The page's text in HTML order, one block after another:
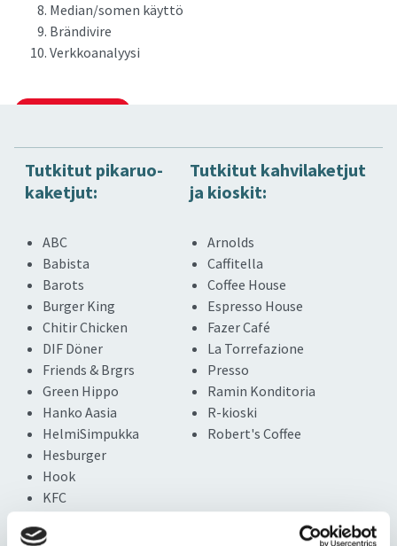
Median/somen käyttö
Brändivire
Verkkoanalyysi
Tut­ki­tut pi­ka­ruo­
ka­ket­jut:
ABC
Babista
Barots
Burger King
Chitir Chicken
DIF Döner
Friends & Brgrs
Green Hippo
Hanko Aasia
HelmiSimpukka
Hesburger
Hook
KFC
McDonald's
Tut­ki­tut kah­vi­la­ket­jut
ja kios­kit:
Arnolds
Caffitella
Coffee House
Espresso House
Fazer Café
La Torrefazione
Presso
Ramin Konditoria
R-kioski
Robert's Coffee